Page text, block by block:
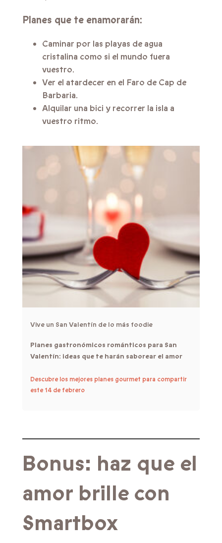
Planes que te enamorarán:
Caminar por las playas de agua
cristalina como si el mundo fuera
vuestro.
Ver el atardecer en el Faro de Cap de
Barbaria.
Alquilar una bici y recorrer la isla a
vuestro ritmo.
Vive un San Valentín de lo más foodie
Planes gastronómicos románticos para San
Valentín: ideas que te harán saborear el amor
Descubre los mejores planes gourmet para compartir
este 14 de febrero
Bonus: haz que el
amor brille con
Smartbox